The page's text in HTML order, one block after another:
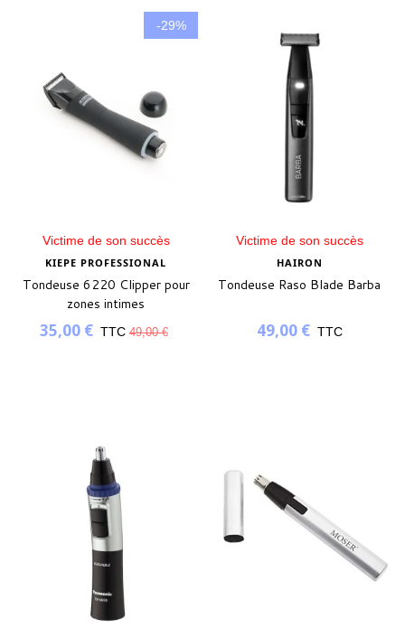
-29%
Victime de son succès
KIEPE PROFESSIONAL
Tondeuse 6220 Clipper pour
zones intimes
35,00 € TTC 49,00 €
Victime de son succès
HAIRON
Tondeuse Raso Blade Barba
49,00 € TTC